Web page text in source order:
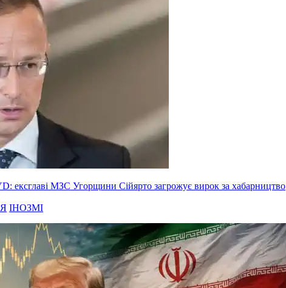
ексглаві МЗС Угорщини Сійярто загрожує вирок за хабарництво
ІНОЗМІ